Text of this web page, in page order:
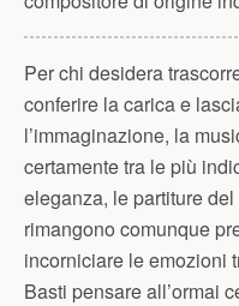
Per chi desidera
conferire la carica e
l’immaginazione, la
certamente tra le più
eleganza, le partiture
rimangono comunque
incorniciare le emozioni
Basti pensare all’ormai